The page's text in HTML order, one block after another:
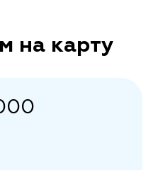
на карту